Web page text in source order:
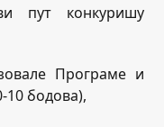
пут конкуришу
Програме и
10 бодова),